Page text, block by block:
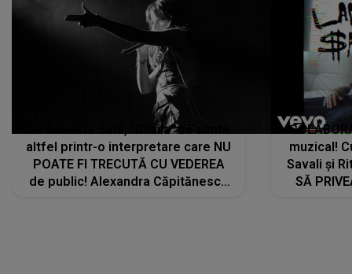
De această dată, "Dilaila" se simte
altfel printr-o interpretare care NU
POATE FI TRECUTĂ CU VEDEREA
de public! Alexandra Căpitănescu
muzical!
Savali și
SĂ